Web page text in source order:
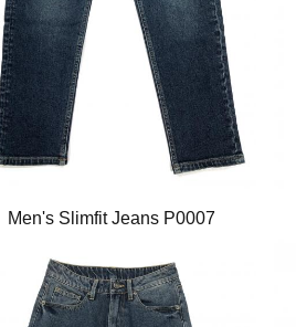
Men's Slimfit Jeans P0007